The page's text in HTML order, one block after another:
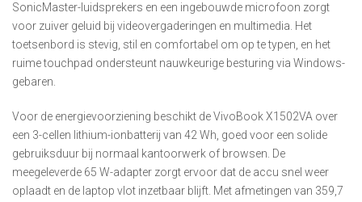
SonicMaster-luidsprekers en een ingebouwde microfoon zorgt
voor zuiver geluid bij videovergaderingen en multimedia. Het
toetsenbord is stevig, stil en comfortabel om op te typen, en het
ruime touchpad ondersteunt nauwkeurige besturing via Windows-
gebaren.
Voor de energievoorziening beschikt de VivoBook X1502VA over
een 3-cellen lithium-ionbatterij van 42 Wh, goed voor een solide
gebruiksduur bij normaal kantoorwerk of browsen. De
meegeleverde 65 W-adapter zorgt ervoor dat de accu snel weer
oplaadt en de laptop vlot inzetbaar blijft. Met afmetingen van 359,7